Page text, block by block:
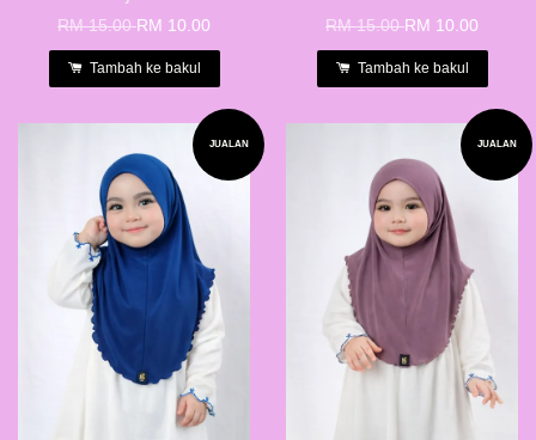
RM 15.00RM 10.00
Tambah ke bakul
RM 15.00RM 10.00
Tambah ke bakul
JUALAN JUALAN